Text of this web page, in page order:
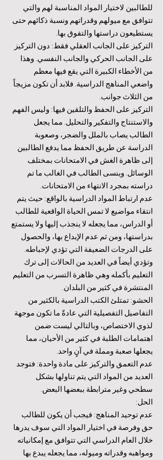
للطالبين لاختيار المواد المناسبة لهم والتي
تتوافق مع ميولهم وقدراتهم ونسبة ذكائهم حتى
يستطيعون دراستها والتفوق بها.
التركيز على الجانب العقلي فقط: دون التركيز
على الجانب الحركي والجانب النفسي. وهذا
من الأخطاء الكبيرة التي يقع فيها معظم
واضعي المناهج الدراسية. فلابد أن تكون مزيجاً
من الثلاث جوانب.
التركيز على الحفظ والتلقين فيها: وليس الفهم
والاستنتاج والتفكير والتحليل. مما يجعل
الطالب يصاب بالملل والضجر، وصعوبة
الدراسة عن طريق الحفظ مما يدفع الطالبين
إلى ظاهرة الغش في الامتحانات بمختلف
الوسائل. وينسى الطالب في الغالب ما تم
دراسته بمجرد الانتهاء من الامتحانات.
عدم ارتباط المواد الدراسية بالواقع: حيث يتم
انتقاء مواضيع لا تمس الحياة الواقعية للطالب
أو الدراس، مما يجعله لا ينجذب إليها ولا يستمتع
بدراستها، ومن ثم عدم الإبداع بها، والحصول
على الدرجات الضعيفة التي تؤدي لإحباطه.
وتؤدي أيضاً في العديد من الحالات إلى ترك
التعليم بأكمله وهي ظاهرة التسرب من التعليم
المنتشرة في كثير من البلدان.
الحشو: تمتلئ الكتب الدراسية بالكثير من
التفاصيل التفصيلية التي عادةً ما تكون موجهة
لذوي الاختصاص، وبالتالي ليست ضمن
اهتمامات الطلبة في كثير من الأحيان، مما
يجعلها صعبة ومملة في آنٍ واحد.
عدم التعمق والتركيز على مادة واحدة: فتوجد
العديد من المواد التي يتم تناولها بشكل
سطحي وغير مترابطة ببعضها البعض.
الحل:
عدم توحيد المناهج: فيجب أن يكون للطالب
حق وفرصة في اختيار المواد التي سوف يدرها
خلال العام الدراسي التي تتوافق مع إمكانياته
ومواهبه وقدراته وميوله، مما يجعله يبدع بها